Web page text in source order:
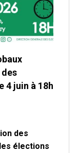
4 juin à 18h
des
élections